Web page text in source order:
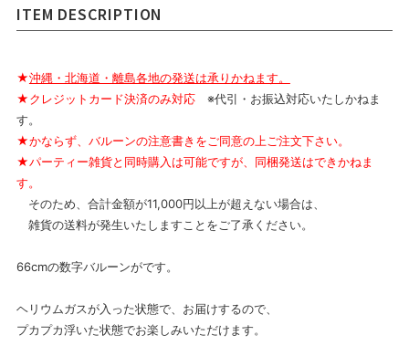
ITEM DESCRIPTION
★沖縄・北海道・離島各地の発送は承りかねます。
★クレジットカード決済のみ対応※代引・お振込対応いたしかねま
す。
★かならず、バルーンの注意書きをご同意の上ご注文下さい。
★パーティー雑貨と同時購入は可能ですが、同梱発送はできかねま
す。
そのため、合計金額が11,000円以上が超えない場合は、
雑貨の送料が発生いたしますことをご了承ください。
66cmの数字バルーンがです。
ヘリウムガスが入った状態で、お届けするので、
プカプカ浮いた状態でお楽しみいただけます。